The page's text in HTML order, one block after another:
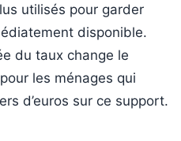
utilisés pour garder
disponible.
du taux change le
les ménages qui
d’euros sur ce support.